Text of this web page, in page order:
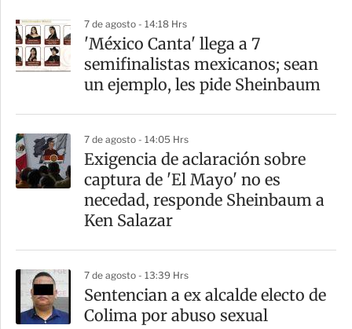
7 de agosto - 14:18 Hrs
'México Canta' llega a 7
semifinalistas mexicanos; sean
un ejemplo, les pide Sheinbaum
7 de agosto - 14:05 Hrs
Exigencia de aclaración sobre
captura de 'El Mayo' no es
necedad, responde Sheinbaum a
Ken Salazar
7 de agosto - 13:39 Hrs
Sentencian a ex alcalde electo de
Colima por abuso sexual